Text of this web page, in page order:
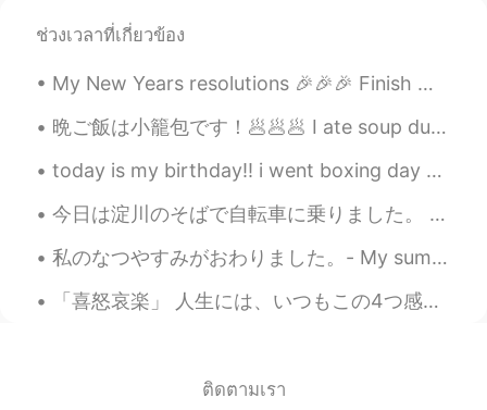
@tomYea exactly they looks so
handsome! My favorite. Haha maybe
oneday :P
tom 2019.04.30 12:57
EN CN
@Aimi good idea ;) and you don’t have to
buy a plane ticket :):p
ちび丸 2019.04.30 12:56
JP EN
ช่วงเวลาที่เกี่ยวข้อง
My New Years resolutions 🎉🎉🎉 Finish my license and buy a car Get a puppy Finish my nursing train...
晩ご飯は小籠包です！🥟🥟🥟 I ate soup dumplings for dinner! 店の名前は: Taiwan Xiao Long Bao Shinjuku 台湾小籠包 新宿サブナード店
today is my birthday!! i went boxing day shopping with my friends now im studying at a cafe late...
今日は淀川のそばで自転車に乗りました。 お天気が良かったから遅く乗りました。 大坂に住んで感謝しています。 ところで、写真を取るのが下手ですね🤭。 Today, I rode my bike...
私のなつやすみがおわりました。- My summer vacation is over. 😓 とてもたのしいじかんをすごせました。- I had a great time. 😎 I am ba...
「喜怒哀楽」 人生には、いつもこの4つ感じはあります。 でも、喜の時、怒の時、哀の時、楽の時も一番必要な事は瞬間を楽しみください。何事も一瞬一瞬過ぎられます。考え過ぎしないよ~ 人生は短いね...
ติดตามเรา